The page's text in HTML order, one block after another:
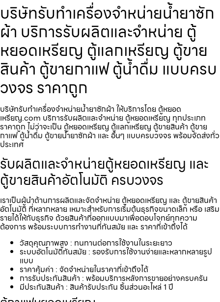
บริษัทรับทำเครื่องจำหน่ายน้ำยาซัก
ผ้า บริการรับผลิตและจำหน่าย ตู้
หยอดเหรียญ ตู้แลกเหรียญ ตู้ขาย
สินค้า ตู้ขายกาแฟ ตู้น้ำดื่ม แบบครบ
วงจร ราคาถูก
บริษัทรับทำเครื่องจำหน่ายน้ำยาซักผ้า ให้บริการโดย ตู้หยอด
เหรียญ.com บริการรับผลิตและจำหน่าย ตู้หยอดเหรียญ ทุกประเภท
ราคาถูก ไม่ว่าจะเป็น ตู้หยอดเหรียญ ตู้แลกเหรียญ ตู้ขายสินค้า ตู้ขาย
กาแฟ ตู้น้ำดื่ม ตู้ขายน้ำยาซักผ้า และ อื่นๆ แบบครบวงจร พร้อมจัดส่งทั่ว
ประเทศ
รับผลิตและจำหน่ายตู้หยอดเหรียญ และ
ตู้ขายสินค้าอัตโนมัติ ครบวงจร
เราเป็นผู้นำด้านการผลิตและจัดจำหน่าย ตู้หยอดเหรียญ และ ตู้ขายสินค้า
อัตโนมัติ ที่หลากหลาย เหมาะสำหรับการเริ่มต้นธุรกิจขนาดเล็ก หรือ เสริม
รายได้ให้กับธุรกิจ ด้วยสินค้าที่ออกแบบมาเพื่อตอบโจทย์ทุกความ
ต้องการ พร้อมระบบการทำงานที่ทันสมัย และ ราคาที่เข้าถึงได้
วัสดุคุณภาพสูง : ทนทานต่อการใช้งานในระยะยาว
ระบบอัตโนมัติทันสมัย : รองรับการใช้งานง่ายและหลากหลายรูป
แบบ
ราคาคุ้มค่า : จัดจำหน่ายในราคาที่เข้าถึงได้
การรับประกันสินค้า : พร้อมบริการหลังการขายอย่างครบครัน
มีประกันสินค้า : สินค้ารับประกัน ชิ้นส่วนอะไหล่ 1 ปี